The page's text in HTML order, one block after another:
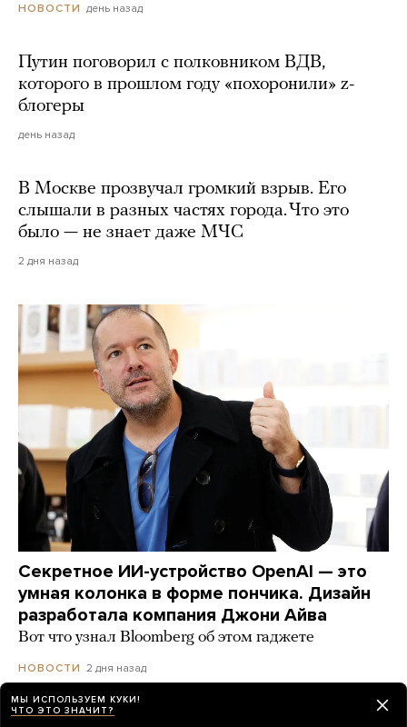
НОВОСТИ день назад
Путин поговорил с полковником ВДВ,
которого в прошлом году «похоронили» z-
блогеры
день назад
В Москве прозвучал громкий взрыв. Его
слышали в разных частях города. Что это
было — не знает даже МЧС
2 дня назад
Секретное ИИ-устройство OpenAI — это
умная колонка в форме пончика. Дизайн
разработала компания Джони Айва
Вот что узнал Bloomberg об этом гаджете
НОВОСТИ 2 дня назад
МЫ ИСПОЛЬЗУЕМ КУКИ!
ЧТО ЭТО ЗНАЧИТ?